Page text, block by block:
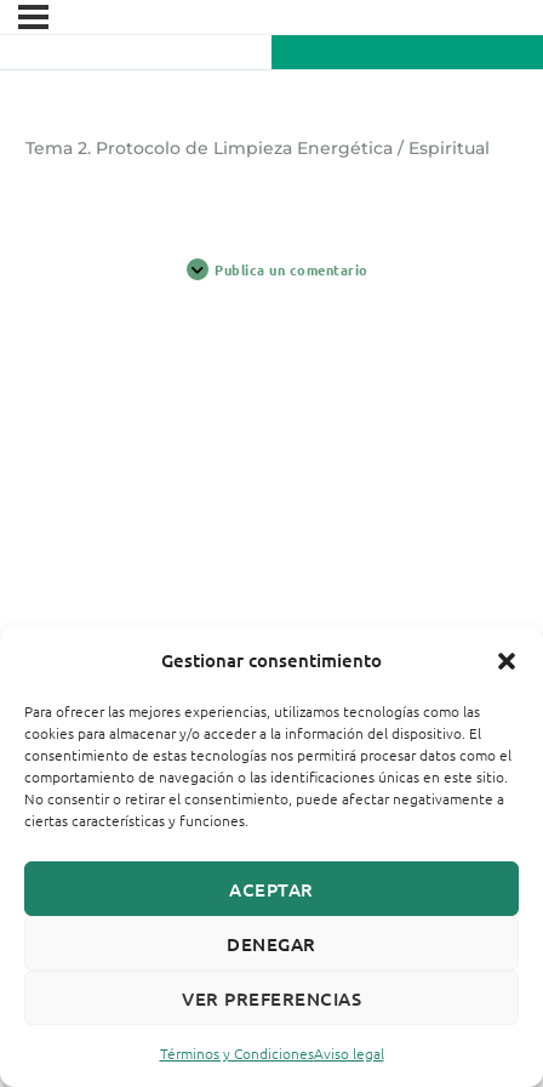
Gestionar consentimiento
Para ofrecer las mejores experiencias, utilizamos tecnologías como las
cookies para almacenar y/o acceder a la información del dispositivo. El
consentimiento de estas tecnologías nos permitirá procesar datos como el
comportamiento de navegación o las identificaciones únicas en este sitio.
No consentir o retirar el consentimiento, puede afectar negativamente a
ciertas características y funciones.
ACEPTAR
DENEGAR
VER PREFERENCIAS
Términos y CondicionesAviso legal
Tema 2. Protocolo de Limpieza Energética / Espiritual
Publica un comentario